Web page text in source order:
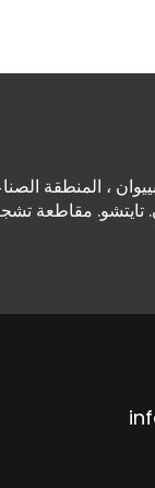
بييوان ، المنطقة
تايتشو. مقاطعة